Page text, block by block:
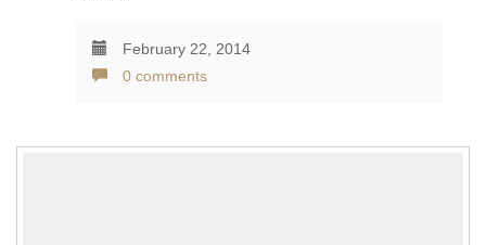
February 22, 2014
0 comments